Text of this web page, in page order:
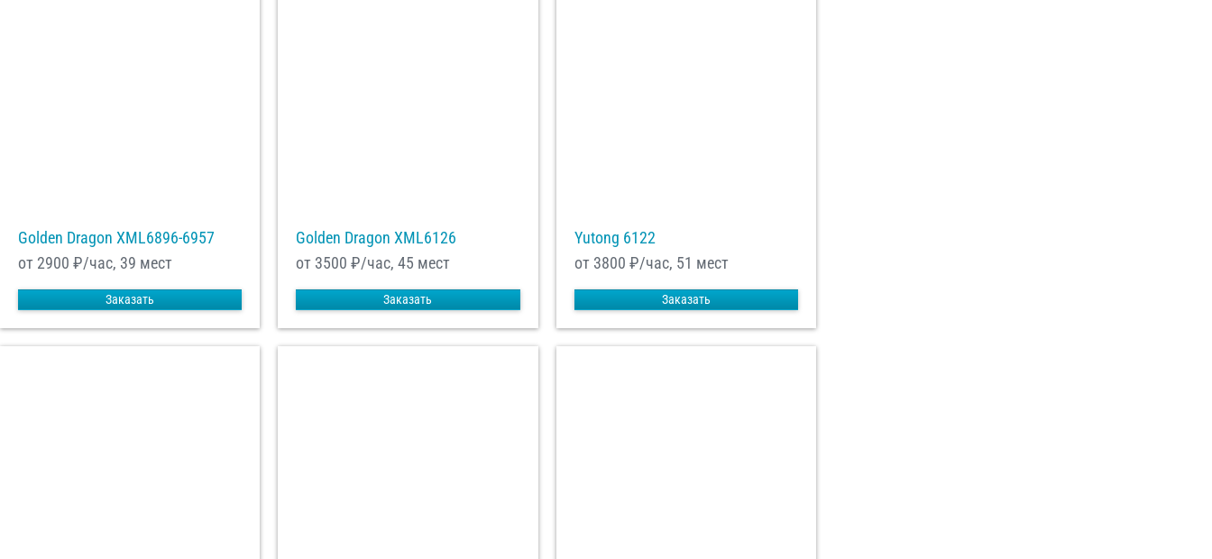
Golden Dragon XML6896-6957
от 2900 ₽/час, 39 мест
Заказать
Golden Dragon XML6126
от 3500 ₽/час, 45 мест
Заказать
Yutong 6122
от 3800 ₽/час, 51 мест
Заказать